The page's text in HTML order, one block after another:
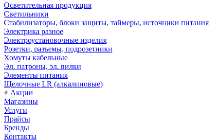
Осветительная продукция
Светильники
Стабилизаторы, блоки защиты, таймеры, источники питания
Электрика разное
Электроустановочные изделия
Розетки, разъемы, подрозетники
Хомуты кабельные
Эл. патроны, эл. вилки
Элементы питания
Щелочные LR (алкалиновые)
Акции
Магазины
Услуги
Прайсы
Бренды
Контакты